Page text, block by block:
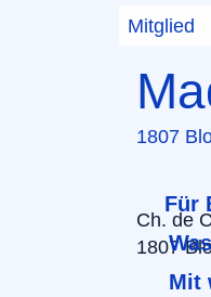
Für
Mit
Mitglied
1807
Ch. de
1807